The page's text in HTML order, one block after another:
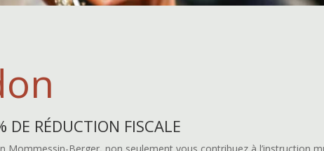
DE RÉDUCTION FISCALE
Berger, non seulement vous contribuez à l’instruction